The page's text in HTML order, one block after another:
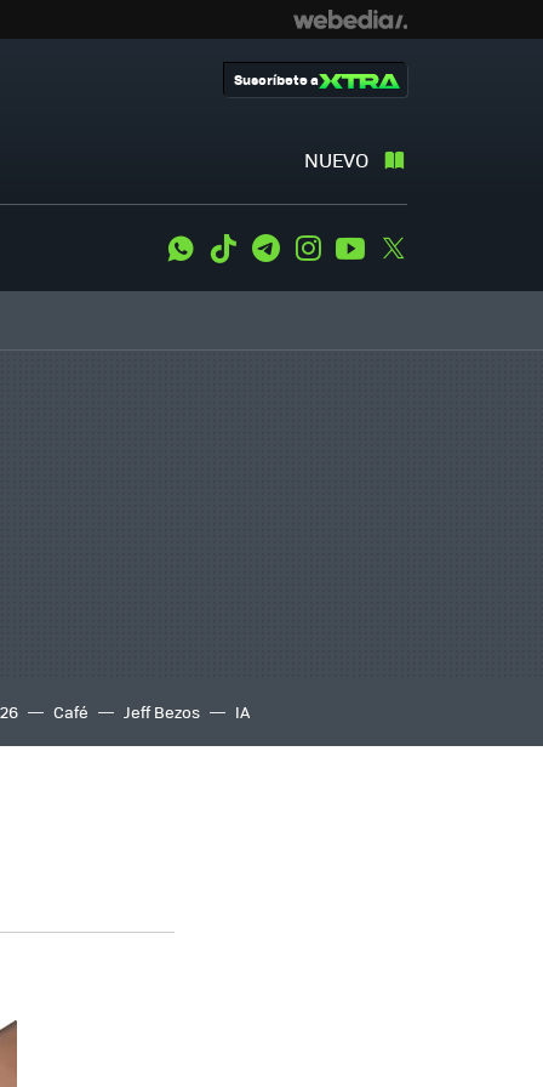
NUEVO
Suscríbete a
WhatsApp
Tiktok TelegramInstagramYoutube
Café Jeff Bezos IA